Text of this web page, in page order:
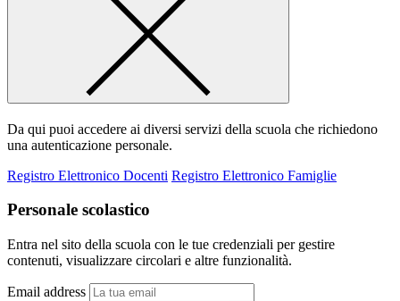
Da qui puoi accedere ai diversi servizi della scuola che richiedono
una autenticazione personale.
Registro Elettronico Docenti Registro Elettronico Famiglie
Personale scolastico
Entra nel sito della scuola con le tue credenziali per gestire
contenuti, visualizzare circolari e altre funzionalità.
Email address